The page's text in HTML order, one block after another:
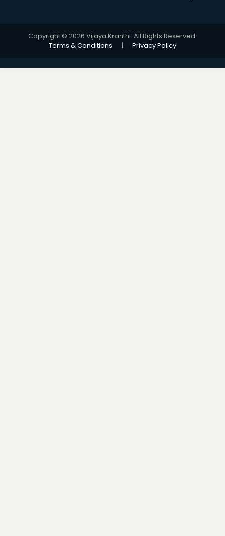
Copyright © 2026 Vijaya Kranthi. All Rights Reserved.
Terms & Conditions
| Privacy Policy